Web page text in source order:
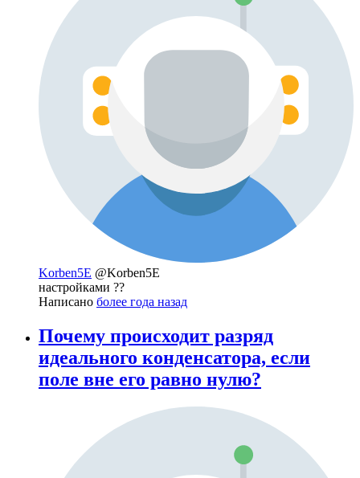
Korben5E @Korben5E
настройками ??
Написано более года назад
Почему происходит разряд
идеального конденсатора, если
поле вне его равно нулю?